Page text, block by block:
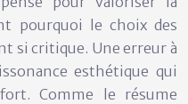
pourquoi le choix des
si critique. Une erreur à
esthétique qui
Comme le résume